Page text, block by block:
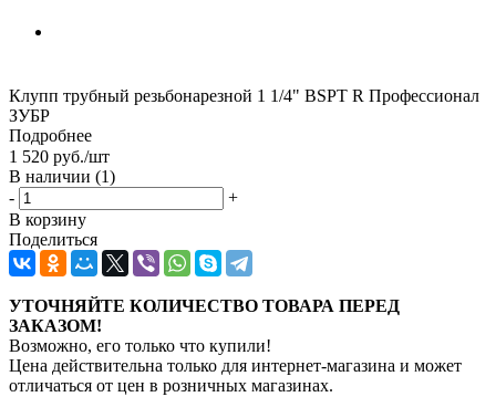
Клупп трубный резьбонарезной 1 1/4" BSPT R Профессионал
ЗУБР
Подробнее
1 520 руб./шт
В наличии (1)
-
+
В корзину
Поделиться
УТОЧНЯЙТЕ КОЛИЧЕСТВО ТОВАРА ПЕРЕД
ЗАКАЗОМ!
Возможно, его только что купили!
Цена действительна только для интернет-магазина и может
отличаться от цен в розничных магазинах.